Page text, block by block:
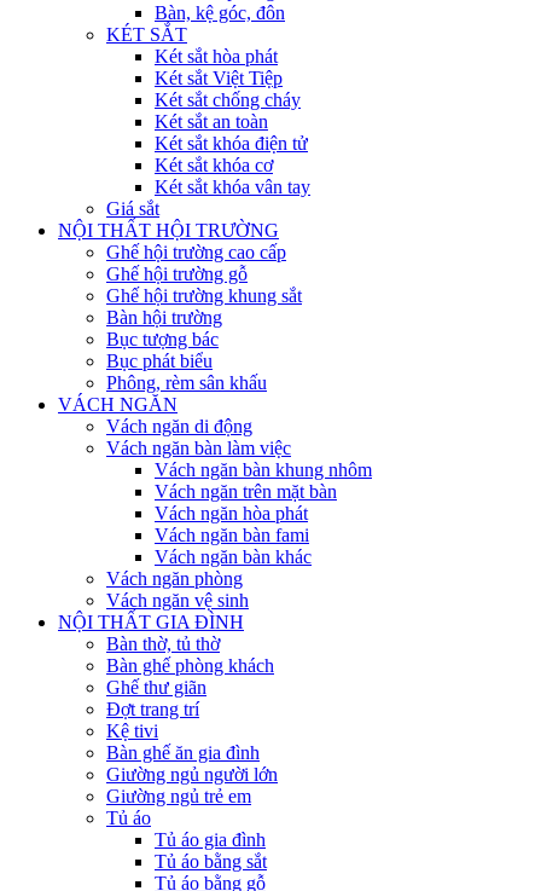
Bàn, kệ góc, đôn
KÉT SẮT
Két sắt hòa phát
Két sắt Việt Tiệp
Két sắt chống cháy
Két sắt an toàn
Két sắt khóa điện tử
Két sắt khóa cơ
Két sắt khóa vân tay
Giá sắt
NỘI THẤT HỘI TRƯỜNG
Ghế hội trường cao cấp
Ghế hội trường gỗ
Ghế hội trường khung sắt
Bàn hội trường
Bục tượng bác
Bục phát biểu
Phông, rèm sân khấu
VÁCH NGĂN
Vách ngăn di động
Vách ngăn bàn làm việc
Vách ngăn bàn khung nhôm
Vách ngăn trên mặt bàn
Vách ngăn hòa phát
Vách ngăn bàn fami
Vách ngăn bàn khác
Vách ngăn phòng
Vách ngăn vệ sinh
NỘI THẤT GIA ĐÌNH
Bàn thờ, tủ thờ
Bàn ghế phòng khách
Ghế thư giãn
Đợt trang trí
Kệ tivi
Bàn ghế ăn gia đình
Giường ngủ người lớn
Giường ngủ trẻ em
Tủ áo
Tủ áo gia đình
Tủ áo bằng sắt
Tủ áo bằng gỗ